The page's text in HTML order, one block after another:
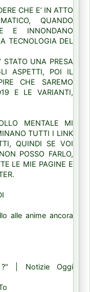
CHE E’ IN ATTO
QUANDO
E INNONDANO
TECNOLOGIA DEL
STATO UNA PRESA
ASPETTI, POI IL
CHE SAREMO
E LE VARIANTI,
MENTALE MI
TUTTI I LINK
QUINDI SE VOI
POSSO FARLO,
LE MIE PAGINE E
alle anime ancora
?" | Notizie Oggi